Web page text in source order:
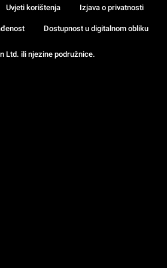
Ltd. ili njezine podružnice.
Uvjeti korištenja Izjava o privatnosti
Dostupnost u digitalnom obliku